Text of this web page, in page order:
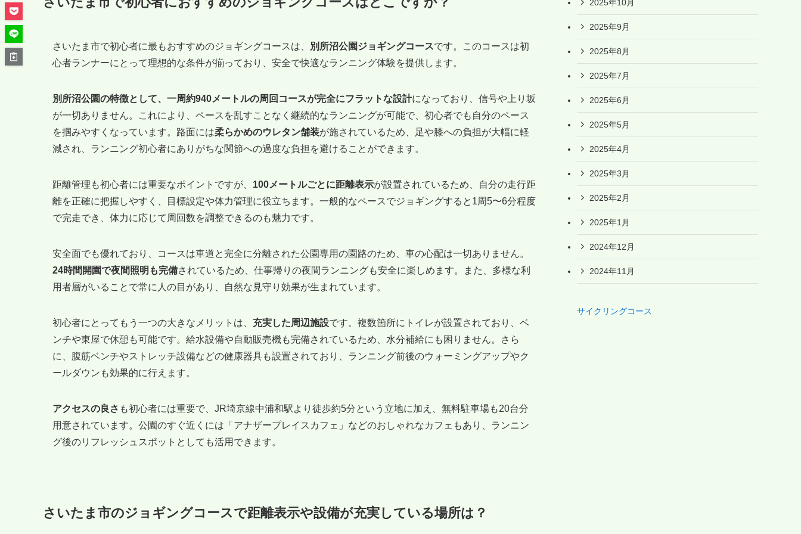
さいたま市で初心者に最もおすすめのジョギングコースは、 別所沼公園ジョギングコースです。このコースは初
心者ランナーにとって理想的な条件が揃っており、安全で快適なランニング体験を提供します。
別所沼公園の特徴として、一周約940メートルの周回コースが完全にフラットな設計になっており、信号や上り坂
が一切ありません。これにより、ペースを乱すことなく継続的なランニングが可能で、初心者でも自分のペース
を掴みやすくなっています。路面には柔らかめのウレタン舗装が施されているため、足や膝への負担が大幅に軽
減され、ランニング初心者にありがちな関節への過度な負担を避けることができます。
距離管理も初心者には重要なポイントですが、 100メートルごとに距離表示が設置されているため、自分の走行距
離を正確に把握しやすく、目標設定や体力管理に役立ちます。一般的なペースでジョギングすると1周5〜6分程度
で完走でき、体力に応じて周回数を調整できるのも魅力です。
安全面でも優れており、コースは車道と完全に分離された公園専用の園路のため、車の心配は一切ありません。
24時間開園で夜間照明も完備されているため、仕事帰りの夜間ランニングも安全に楽しめます。また、多様な利
用者層がいることで常に人の目があり、自然な見守り効果が生まれています。
初心者にとってもう一つの大きなメリットは、 充実した周辺施設です。複数箇所にトイレが設置されており、ベ
ンチや東屋で休憩も可能です。給水設備や自動販売機も完備されているため、水分補給にも困りません。さら
に、腹筋ベンチやストレッチ設備などの健康器具も設置されており、ランニング前後のウォーミングアップやク
ールダウンも効果的に行えます。
アクセスの良さ も初心者には重要で、JR埼京線中浦和駅より徒歩約5分という立地に加え、無料駐車場も20台分
用意されています。公園のすぐ近くには「アナザープレイスカフェ」などのおしゃれなカフェもあり、ランニン
グ後のリフレッシュスポットとしても活用できます。
さいたま市のジョギングコースで距離表示や設備が充実している場所は？
2025年10月
2025年9月
2025年8月
2025年7月
2025年6月
2025年5月
2025年4月
2025年3月
2025年2月
2025年1月
2024年12月
2024年11月
サイクリングコース